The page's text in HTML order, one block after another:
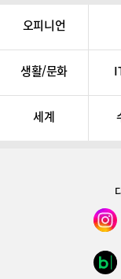
오피니언
생활/문화
세계